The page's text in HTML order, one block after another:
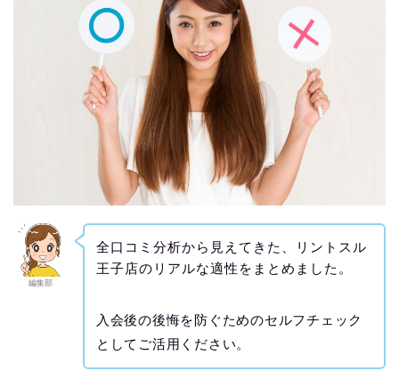
編集部
全口コミ分析から見えてきた、リントスル
王子店のリアルな適性をまとめました。
入会後の後悔を防ぐためのセルフチェック
としてご活用ください。